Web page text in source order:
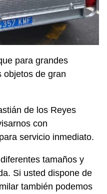
para grandes
objetos de gran
de los Reyes
con
servicio inmediato.
tamaños y
Si usted dispone de
también podemos